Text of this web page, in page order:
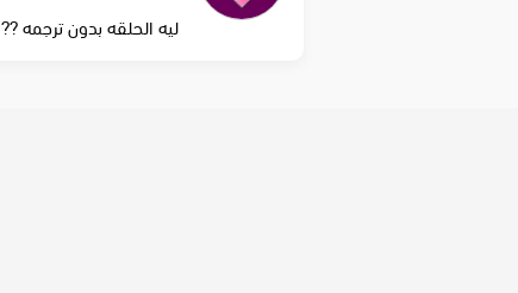
ليه الحلقه بدون ترجمه ??